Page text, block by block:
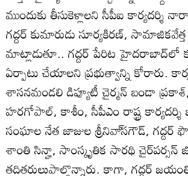
ముందుకు తీసుకెళ్లాలని సీపీఐ కార్యదర్శి
గద్దర్‌ కుమారుడు సూర్యకిరణ్‌,
మాట్లాడుతూ.. గద్దర్‌ పేరిట హైదరాబాద్‌లో
ఏర్పాటు చేయాలని ప్రభుత్వాన్ని కోరారు.
శాసనమండలి డిప్యూటీ చైర్మన్‌ బండా ప్రకాశ్‌,
హరగోపాల్‌, కాశీం, సీపీఎం రాష్ట్ర కార్యదర్శి
సంఘాల నేత జాజుల శ్రీనివా్‌సగౌడ్‌, గద్దర్‌
శాంతి సిన్హా, సాంస్కృతిక సారథి చైర్‌పర్సన్‌
తదితరులుపాల్గొన్నారు. కాగా, గద్దర్‌